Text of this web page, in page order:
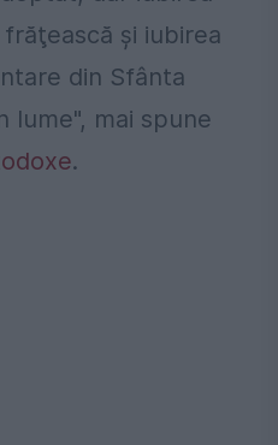
şi iubirea
din Sfânta
lume", mai spune
.